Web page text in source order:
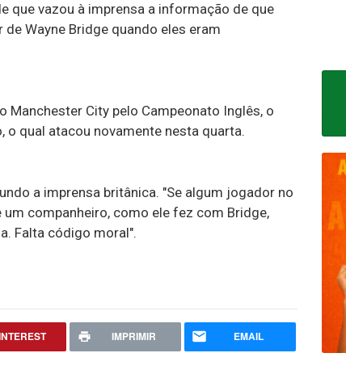
que vazou à imprensa a informação de que
Wayne Bridge quando eles eram
City pelo Campeonato Inglês, o
o qual atacou novamente nesta quarta.
a imprensa britânica. "Se algum jogador no
companheiro, como ele fez com Bridge,
Falta código moral".
IMPRIMIR EMAIL